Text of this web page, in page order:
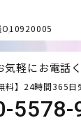
O10920005
気軽にお電話
料】24時間365日
5578-